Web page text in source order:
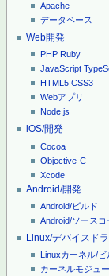
Apache
データベース
Web開発
PHP Ruby
JavaScript
HTML5 CSS3
Webアプリ
Node.js
iOS/開発
Cocoa
Objective-C
Xcode
Android/開発
Android/ビルド
Android/ソースコ
Linux/デバイスド
Linuxカーネル/ビ
カーネルモジュ